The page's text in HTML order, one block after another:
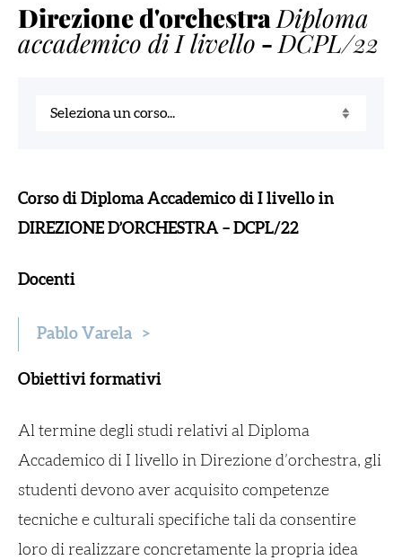
Direzione d'orchestraDiploma
accademico di I livello - DCPL/22
Corso di Diploma Accademico di I livello in
DIREZIONE D’ORCHESTRA – DCPL/22
Docenti
Pablo Varela >
Obiettivi formativi
Al termine degli studi relativi al Diploma
Accademico di I livello in Direzione d’orchestra, gli
studenti devono aver acquisito competenze
tecniche e culturali specifiche tali da consentire
loro di realizzare concretamente la propria idea